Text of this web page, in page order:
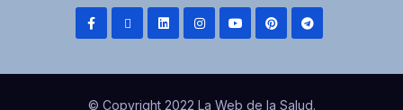
© Copyright 2022 La Web de la Salud.